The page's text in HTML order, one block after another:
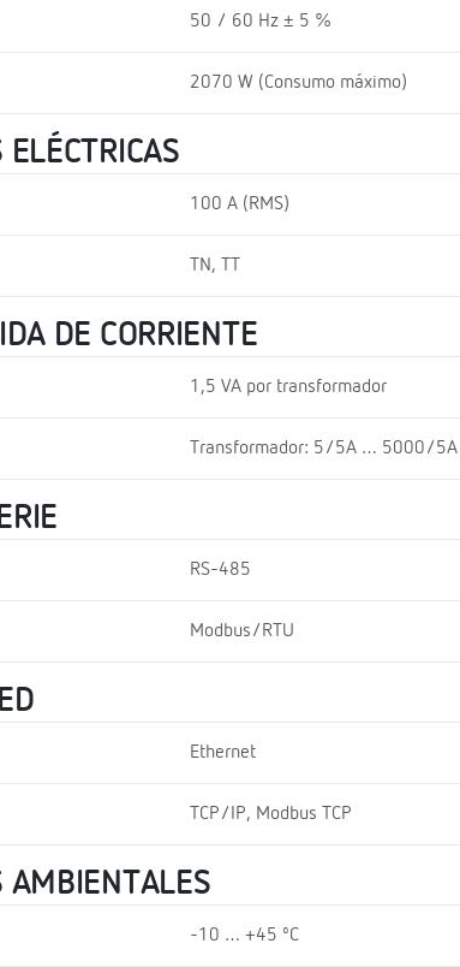
50 / 60 Hz ± 5 %
2070 W (Consumo máximo)
ELÉCTRICAS
100 A (RMS)
TN, TT
DE CORRIENTE
1,5 VA por transformador
Transformador: 5/5A … 5000/5A
RS-485
Modbus/RTU
Ethernet
TCP/IP, Modbus TCP
AMBIENTALES
-10 … +45 ºC